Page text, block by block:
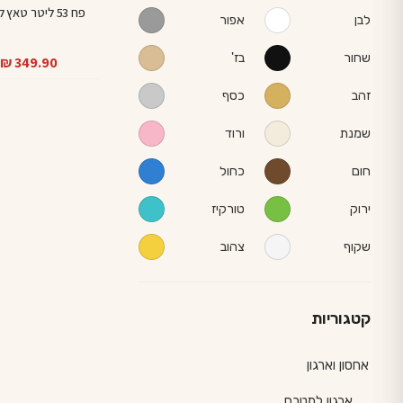
לבן אפור
שחור בז'
זהב כסף
שמנת ורוד
חום כחול
ירוק טורקיז
שקוף צהוב
קטגוריות
אחסון וארגון
פח 53 ליטר טאץ ליטר
₪349.90